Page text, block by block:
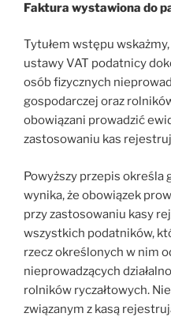
Faktura wystawiona do
Tytułem wstępu wskażmy,
ustawy VAT podatnicy
osób fizycznych
gospodarczej oraz
obowiązani prowadzić
zastosowaniu kas
Powyższy przepis określa
wynika, że obowiązek
przy zastosowaniu kasy
wszystkich podatników,
rzecz określonych w nim
nieprowadzących
rolników ryczałtowych.
związanym z kasą